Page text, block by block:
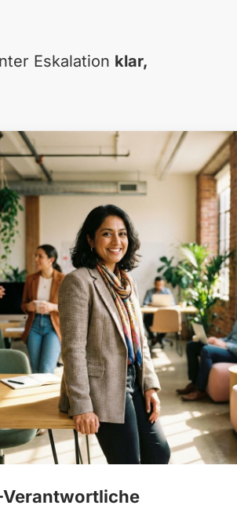
Eskalation klar,
Verantwortliche